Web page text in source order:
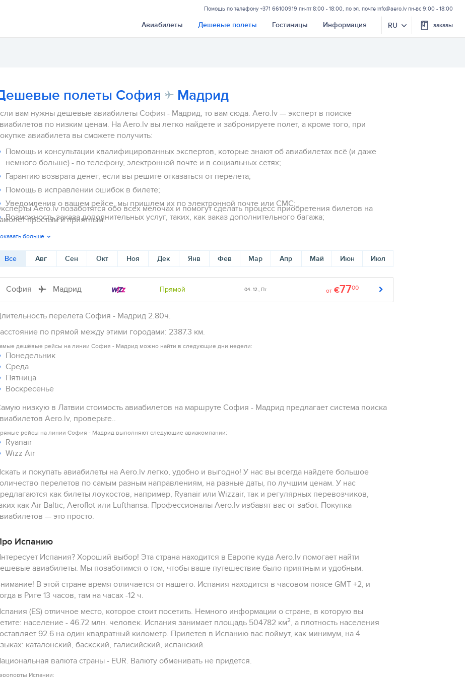
Помощь по телефону+371 66100919 пн-пт 8:00 - 18:00, по эл. почте info@aero.lv пн-вс 9:00 - 18:00
Авиабилеты Дешевые полеты Гостиницы Информация RU заказы
полеты София Мадрид
вам нужны дешевые авиабилеты София - Мадрид, то вам сюда. Aero.lv — эксперт в поиске
по низким ценам. На Aero.lv вы легко найдете и забронируете полет, а кроме того, при
авиабилета вы сможете получить:
Помощь и консультации квалифицированных экспертов, которые знают об авиабилетах всё (и даже
немного больше) - по телефону, электронной почте и в социальных сетях;
Гарантию возврата денег, если вы решите отказаться от перелета;
Помощь в исправлении ошибок в билете;
Уведомления о вашем рейсе, мы пришлем их по электронной почте или СМС;
Возможность заказа дополнительных услуг, таких, как заказ дополнительного багажа;
Aero.lv позаботятся обо всех мелочах и помогут сделать процесс приобретения билетов на
простым и приятным.
больше
Все Авг Сен Окт Ноя Дек Янв Фев Мар Апр Май Июн Июл
София Мадрид Прямой 04. 12., Пт от €7700
перелета София - Мадрид 2.80ч.
по прямой между этими городами: 2387.3 км.
дешёвые рейсы на линии София - Мадрид можно найти в следующие дни недели:
Понедельник
Среда
Пятница
Воскресенье
низкую в Латвии стоимость авиабилетов на маршруте София - Мадрид предлагает система поиска
Aero.lv, проверьте..
рейсы на линии София - Мадрид выполняют следующие авиакомпании:
Ryanair
Wizz Air
и покупать авиабилеты на Aero.lv легко, удобно и выгодно! У нас вы всегда найдете большое
перелетов по самым разным направлениям, на разные даты, по лучшим ценам. У нас
как билеты лоукостов, например, Ryanair или Wizzair, так и регулярных перевозчиков,
как Air Baltic, Aeroflot или Lufthansa. Профессионалы Aero.lv избавят вас от забот. Покупка
— это просто.
Испанию
Испания? Хороший выбор! Эта страна находится в Европе куда Aero.lv помогает найти
авиабилеты. Мы позаботимся о том, чтобы ваше путешествие было приятным и удобным.
В этой стране время отличается от нашего. Испания находится в часовом поясе GMT +2, и
в Риге 13 часов, там на часах -12 ч.
(ES) отличное место, которое стоит посетить. Немного информации о стране, в которую вы
население - 46.72 млн. человек. Испания занимает площадь 504782 км2, а плотность населения
92.6 на один квадратный километр. Прилетев в Испанию вас поймут, как минимум, на 4
каталонский, баскский, галисийский, испанский.
Национальная валюта страны - EUR. Валюту обменивать не придется.
Испании: